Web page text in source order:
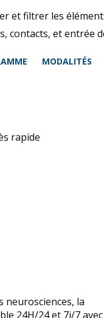
MODALITÉS
et filtrer les
contacts, et entrée
de son
rapide
neurosciences, la
24H/24 et 7j/7 avec